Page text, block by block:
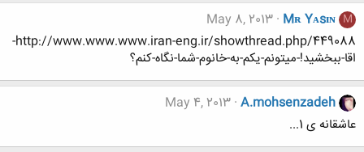
M
Mʀ Yᴀsɪɴ
May 8, 2013
http://www.www.www.iran-eng.ir/showthread.php/449088-
اقا-ببخشید!-میتونم-یکم-به-خانوم-شما-نگاه-کنم؟
A.mohsenzadeh
May 4, 2013
عاشقانه ی 1...